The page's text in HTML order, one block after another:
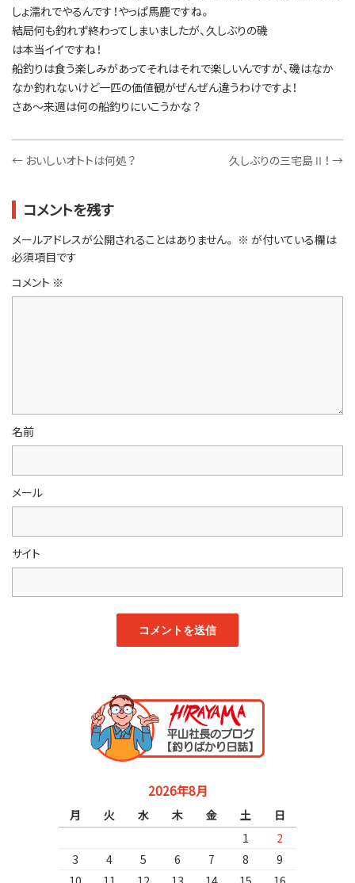
しょ濡れでやるんです！やっぱ馬鹿ですね。
結局何も釣れず終わってしまいましたが、久しぶりの磯
は本当イイですね！
船釣りは食う楽しみがあってそれはそれで楽しいんですが、磯はなか
なか釣れないけど一匹の価値観がぜんぜん違うわけですよ！
さあ～来週は何の船釣りにいこうかな？
← おいしいオトトは何処？ 久しぶりの三宅島Ⅱ！ →
コメントを残す
メールアドレスが公開されることはありません。 ※ が付いている欄は
必須項目です
コメント ※
名前
メール
サイト
2026年8月
月 火 水 木 金 土
日
1
2
3
4 5 6 7 8
9